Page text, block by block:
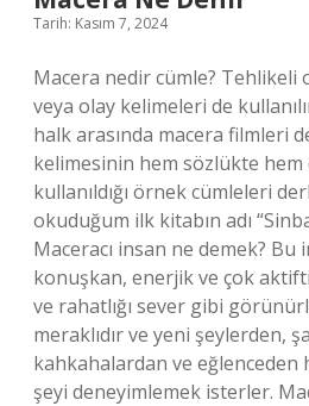
Tarih: Kasım 7, 2024
Macera nedir cümle? Tehlikeli
veya olay kelimeleri de
halk arasında macera filmleri
kelimesinin hem sözlükte hem
kullanıldığı örnek cümleleri
okuduğum ilk kitabın adı
Maceracı insan ne demek? Bu
konuşkan, enerjik ve çok
ve rahatlığı sever gibi
meraklıdır ve yeni şeylerden,
kahkahalardan ve eğlenceden
şeyi deneyimlemek isterler.